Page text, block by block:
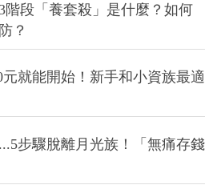
階段「養套殺」是什麼？如何
？
元就能開始！新手和小資族最適
步驟脫離月光族！「無痛存錢